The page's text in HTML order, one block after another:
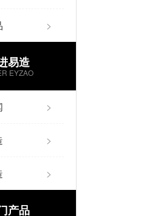
>
易造
EYZAO
>
>
>
产品